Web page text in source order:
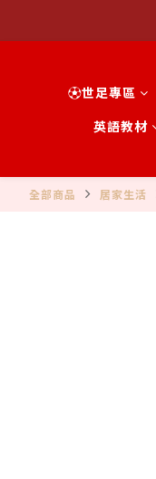
⚽世足專區
英語教材
全部商品 居家生活